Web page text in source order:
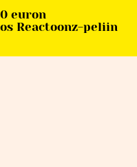
euron
Reactoonz-peliin